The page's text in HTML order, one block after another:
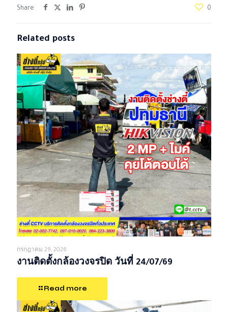
Share 0
Related posts
กรกฎาคม 29, 2026
งานติดตั้งกล้องวงจรปิด วันที่ 24/07/69
Read more